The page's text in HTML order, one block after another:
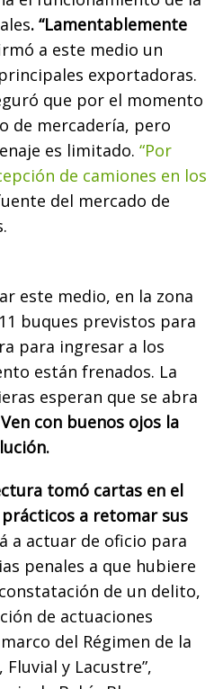
. “Lamentablemente
a este medio un
exportadoras.
que por el momento
de mercadería, pero
es limitado. “Por
de camiones en los
del mercado de
este medio, en la zona
buques previstos para
para ingresar a los
están frenados. La
esperan que se abra
Ven con buenos ojos la
tomó cartas en el
a retomar sus
a actuar de oficio para
penales a que hubiere
de un delito,
de actuaciones
del Régimen de la
y Lacustre”,